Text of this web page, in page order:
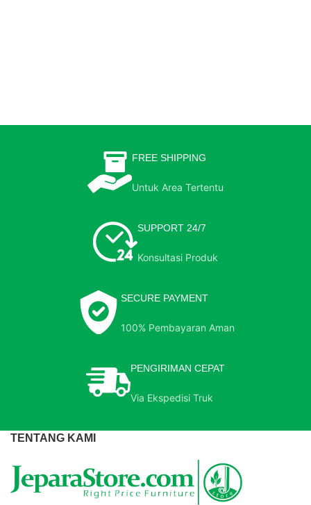
FREE SHIPPING
Untuk Area Tertentu
SUPPORT 24/7
Konsultasi Produk
SECURE PAYMENT
100% Pembayaran Aman
PENGIRIMAN CEPAT
Via Ekspedisi Truk
TENTANG KAMI